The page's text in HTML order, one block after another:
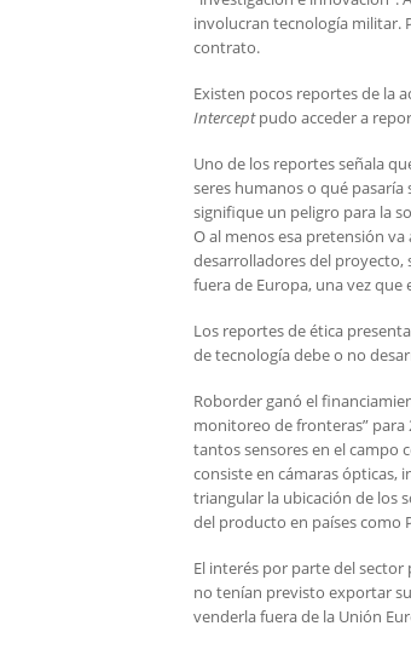
involucran tecnología militar.
contrato.
Existen pocos reportes de la
Interceptpudo acceder a
Uno de los reportes señala
seres humanos o qué pasaría
signifique un peligro para la
O al menos esa pretensión
desarrolladores del proyecto,
fuera de Europa, una vez
Los reportes de ética
de tecnología debe o no
Roborder ganó el
monitoreo de fronteras” para
tantos sensores en el campo
consiste en cámaras ópticas,
triangular la ubicación de los
del producto en países como
El interés por parte del
no tenían previsto exportar
venderla fuera de la Unión